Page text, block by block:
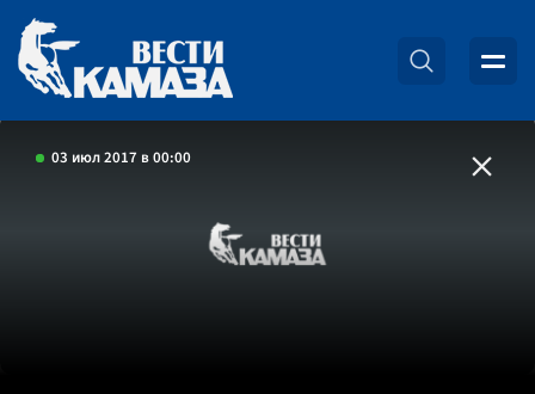
03 июл 2017 в 00:00